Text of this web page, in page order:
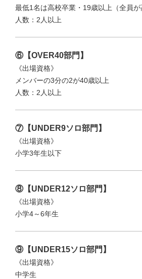
最低1名は高校卒業・19歳以上（全員が
人数：2人以上
⑥【OVER40部門】
《出場資格》
メンバーの3分の2が40歳以上
人数：2人以上
⑦【UNDER9ソロ部門】
《出場資格》
小学3年生以下
⑧【UNDER12ソロ部門】
《出場資格》
小学4～6年生
⑨【UNDER15ソロ部門】
《出場資格》
中学生